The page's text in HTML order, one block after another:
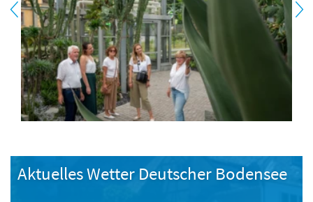
Aktuelles Wetter Deutscher Bodensee